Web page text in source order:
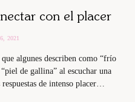
con el placer
2021
algunes describen como “frío
de gallina” al escuchar una
de intenso placer…